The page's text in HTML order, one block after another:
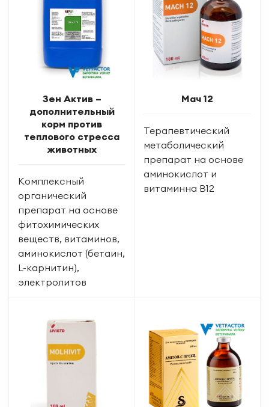
Зен Актив –
дополнительный
корм против
теплового стресса
животных
Комплексный
органический
препарат на основе
фитохимических
веществ, витаминов,
аминокислот (бетаин,
L-карнитин),
электролитов
Мач 12
Терапевтический
метаболический
препарат на основе
аминокислот и
витаминна В12